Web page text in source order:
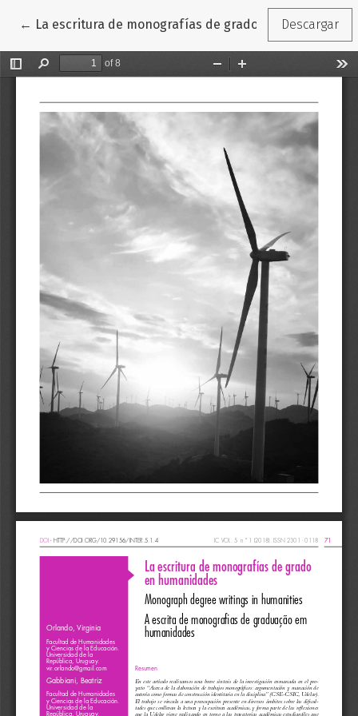
← Volver a los detalles del artículo
La escritura de monografías de grado en Descargar